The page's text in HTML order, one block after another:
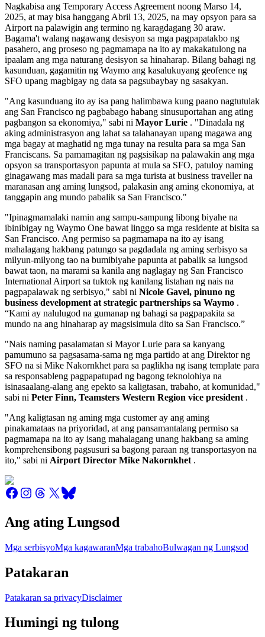
Nagkabisa ang Temporary Access Agreement noong Marso 14,
2025, at may bisa hanggang Abril 13, 2025, na may opsyon para sa
Airport na palawigin ang termino ng karagdagang 30 araw.
Bagama't walang nagawang desisyon sa mga pagpapatakbo ng
pasahero, ang proseso ng pagmamapa na ito ay makakatulong na
ipaalam ang mga naturang desisyon sa hinaharap. Bilang bahagi ng
kasunduan, gagamitin ng Waymo ang kasalukuyang geofence ng
SFO upang magbigay ng data sa pagsubaybay ng sasakyan.
"Ang kasunduang ito ay isa pang halimbawa kung paano nagtutulak
ang San Francisco ng pagbabago habang sinusuportahan ang ating
pagbangon sa ekonomiya," sabi ni Mayor Lurie . "Dinadala ng
aking administrasyon ang lahat sa talahanayan upang magawa ang
mga bagay at maghatid ng mga tunay na resulta para sa mga San
Franciscans. Sa pamamagitan ng pagsisikap na palawakin ang mga
opsyon sa transportasyon papunta at mula sa SFO, patuloy naming
ginagawang mas madali para sa mga turista at business traveller na
maranasan ang aming lungsod, palakasin ang aming ekonomiya, at
tanggapin ang mundo pabalik sa San Francisco."
"Ipinagmamalaki namin ang sampu-sampung libong biyahe na
ibinibigay ng Waymo One bawat linggo sa mga residente at bisita sa
San Francisco. Ang permiso sa pagmamapa na ito ay isang
mahalagang hakbang patungo sa pagdadala ng aming serbisyo sa
milyun-milyong tao na bumibiyahe papunta at pabalik sa lungsod
bawat taon, na marami sa kanila ang naglagay ng San Francisco
International Airport sa tuktok ng kanilang listahan ng nais na
pagpapalawak ng serbisyo," sabi ni Nicole Gavel, pinuno ng
business development at strategic partnerships sa Waymo .
“Kami ay nalulugod na gumanap ng bahagi sa pagpapakita sa
mundo na ang hinaharap ay magsisimula dito sa San Francisco.”
"Nais naming pasalamatan si Mayor Lurie para sa kanyang
pamumuno sa pagsasama-sama ng mga partido at ang Direktor ng
SFO na si Mike Nakornkhet para sa paglikha ng isang template para
sa responsableng pagpapatupad ng bagong teknolohiya na
isinasaalang-alang ang epekto sa kaligtasan, trabaho, at komunidad,"
sabi ni Peter Finn, Teamsters Western Region vice president .
"Ang kaligtasan ng aming mga customer ay ang aming
pinakamataas na priyoridad, at ang pansamantalang permiso sa
pagmamapa na ito ay isang mahalagang unang hakbang sa aming
komprehensibong pagsusuri sa bagong paraan ng transportasyon na
ito," sabi ni Airport Director Mike Nakornkhet .
Ang ating Lungsod
Mga serbisyoMga kagawaranMga trabahoBulwagan ng Lungsod
Patakaran
Patakaran sa privacyDisclaimer
Humingi ng tulong